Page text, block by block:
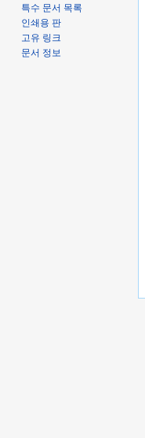
특수 문서 목록
인쇄용 판
고유 링크
문서 정보